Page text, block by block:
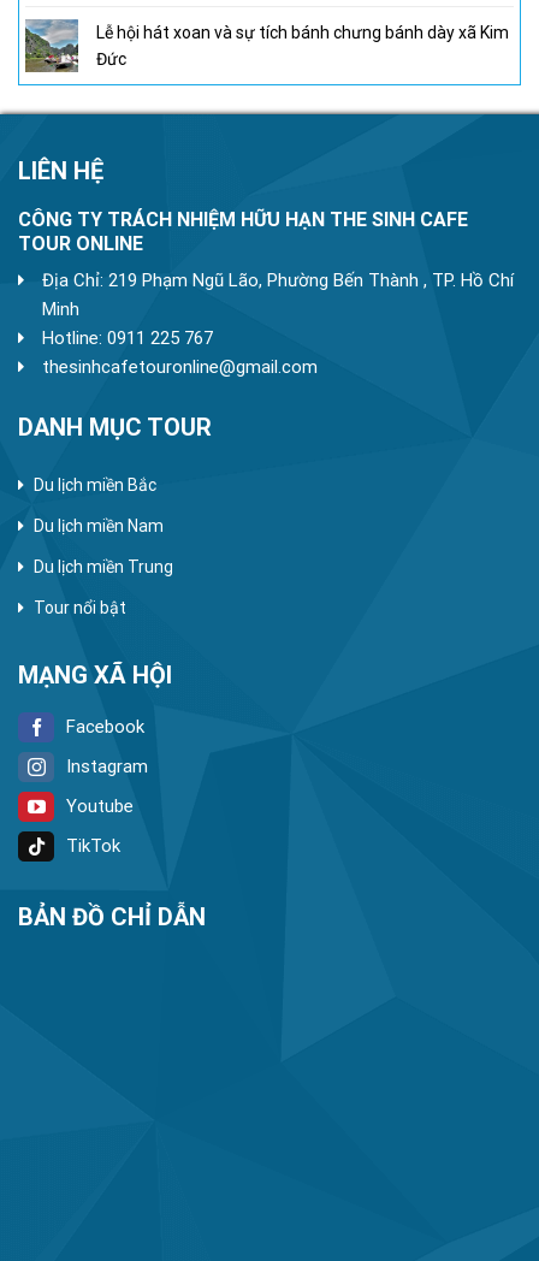
Lễ hội hát xoan và sự tích bánh chưng bánh dày xã Kim
Đức
LIÊN HỆ
CÔNG TY TRÁCH NHIỆM HỮU HẠN THE SINH CAFE
TOUR ONLINE
Địa Chỉ: 219 Phạm Ngũ Lão, Phường Bến Thành , TP. Hồ Chí
Minh
Hotline: 0911 225 767
thesinhcafetouronline@gmail.com
DANH MỤC TOUR
Du lịch miền Bắc
Du lịch miền Nam
Du lịch miền Trung
Tour nổi bật
MẠNG XÃ HỘI
Facebook
Instagram
Youtube
TikTok
BẢN ĐỒ CHỈ DẪN